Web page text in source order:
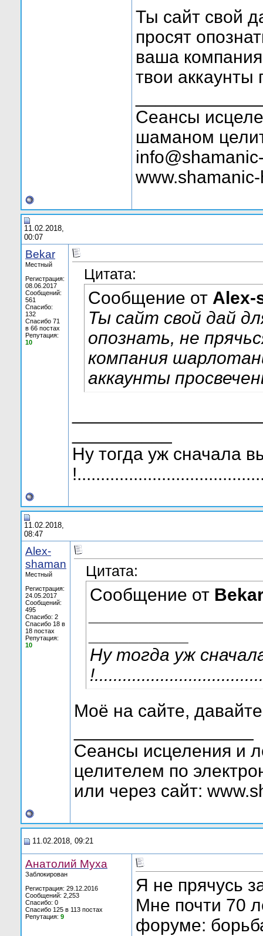
Ты сайт свой
просят
ваша
твои
Сеансы
шаманом
11.02.2018,
00:07
Bekar
Местный
Регистрация:
08.06.2017
Сообщений:
561
Спасибо:
132
Спасибо 71
в 66 постах
Репутация:
10
Цитата:
Сообщение от Alex-
Ты сайт свой дай
опознать, не
компания
аккаунты
Ну тогда уж сначала
11.02.2018,
08:47
Alex-
shaman
Местный
Регистрация:
24.05.2017
Сообщений:
495
Спасибо: 2
Спасибо 18 в
18 постах
Репутация:
10
Цитата:
Сообщение от
Ну тогда уж
Моё на сайте,
Сеансы исцеления и
целителем по
или через сайт:
11.02.2018, 09:21
Анатолий Муха
Заблокирован
Регистрация: 29.12.2016
Сообщений: 2,253
Спасибо: 0
Спасибо 125 в 113 постах
Репутация: 9
Я не прячусь
Мне почти 70
форуме: